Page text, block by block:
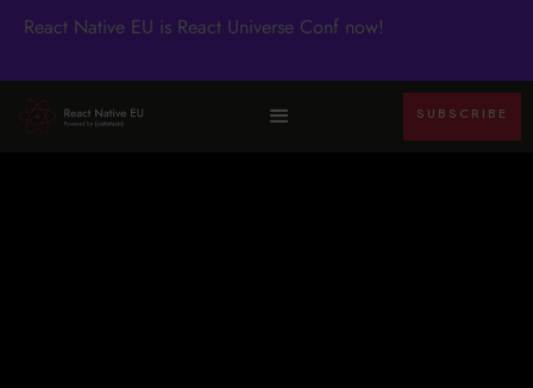
React Native EU is React Universe Conf now!
SUBSCRIBE